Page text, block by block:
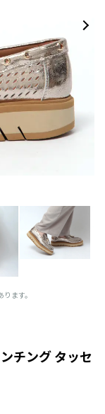
ます。
チング タッセ